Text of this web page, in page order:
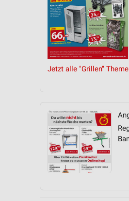
Jetzt alle "Grillen"
Messung der Performance von
Analyse von Zielgruppen durch
Entwicklung und Verbesserung der
Geräte anhand von aktiv
Nicht-IAB-Verarbeitungszwecke: